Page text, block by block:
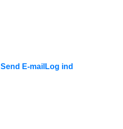
Send E-mail Log ind